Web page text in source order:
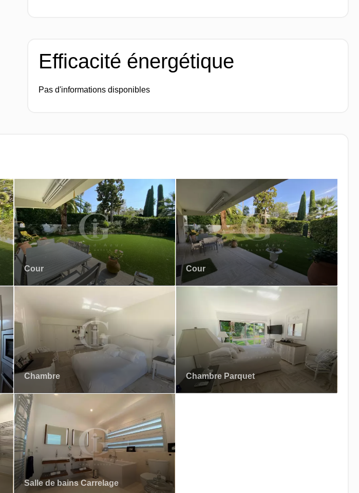
Efficacité énergétique
Pas d'informations disponibles
Cour Cour
Chambre Chambre Parquet
Salle de bains Carrelage